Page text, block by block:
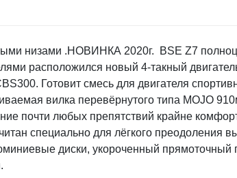
низами .НОВИНКА 2020г. BSE Z7
расположился новый 4-такный
Готовит смесь для двигателя
вилка перевёрнутого типа MOJO
почти любых препятствий крайне
специально для лёгкого
диски, укороченный прямоточный